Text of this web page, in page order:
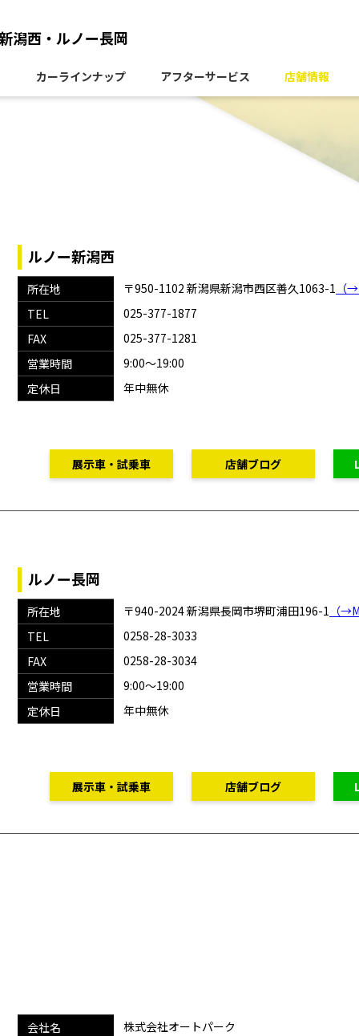
カーラインナップ アフターサービス 店舗情報
潟西 ・ ルノー長岡
ルノー新潟西
所在地 〒950-1102 新潟県新潟市西区善久1063-1 （
TEL
025-377-1877
FAX
025-377-1281
営業時間
9:00～19:00
定休日
年中無休
展示車・試乗車 店舗ブログ
ルノー長岡
所在地 〒940-2024 新潟県長岡市堺町浦田196-1 （
TEL
0258-28-3033
FAX
0258-28-3034
営業時間
9:00～19:00
定休日
年中無休
展示車・試乗車 店舗ブログ
会社名
株式会社オートパーク